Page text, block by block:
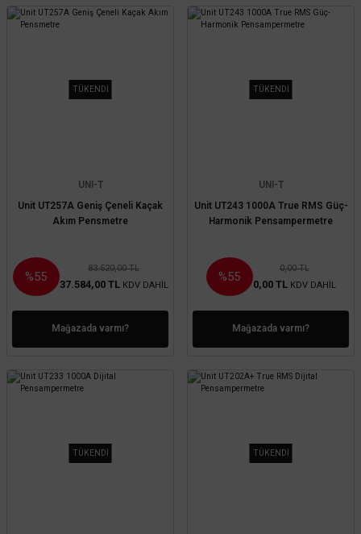
TÜKENDİ
UNI-T
Unit UT257A Geniş Çeneli Kaçak
Akım Pensmetre
%55
83.520,00 TL
37.584,00 TL KDV DAHİL
Mağazada varmı?
TÜKENDİ
UNI-T
Unit UT243 1000A True RMS Güç-
Harmonik Pensampermetre
%55
0,00 TL
0,00 TL KDV DAHİL
Mağazada varmı?
TÜKENDİ TÜKENDİ